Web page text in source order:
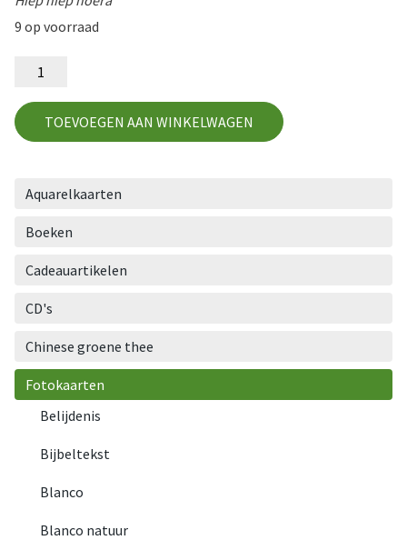
Aquarelkaarten
Boeken
Cadeauartikelen
CD's
Chinese groene thee
Fotokaarten
Belijdenis
Bijbeltekst
Blanco
Blanco natuur
9 op voorraad
GEF71
aantal
TOEVOEGEN AAN WINKELWAGEN